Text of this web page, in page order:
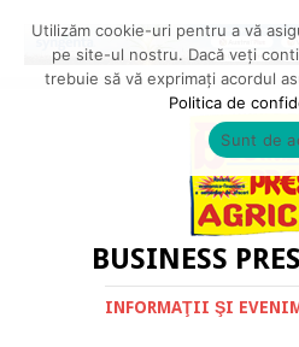
BUSINESS
INFORMAŢII ŞI
Utilizăm cookie-uri pentru a vă
pe site-ul nostru. Dacă veți
trebuie să vă exprimați acordul
Politica de
Sunt de